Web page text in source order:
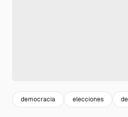
democracia elecciones